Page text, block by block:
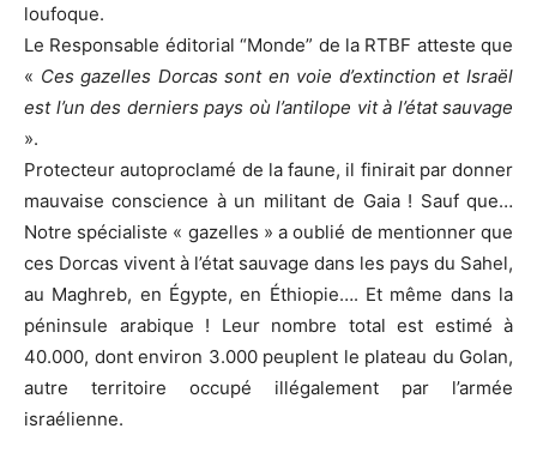
loufoque.
Le Responsable éditorial “Monde” de la RTBF atteste que
« Ces gazelles Dorcas sont en voie d’extinction et Israël
est l’un des derniers pays où l’antilope vit à l’état sauvage
».
Protecteur autoproclamé de la faune, il finirait par donner
mauvaise conscience à un militant de Gaia ! Sauf que…
Notre spécialiste « gazelles » a oublié de mentionner que
ces Dorcas vivent à l’état sauvage dans les pays du Sahel,
au Maghreb, en Égypte, en Éthiopie…. Et même dans la
péninsule arabique ! Leur nombre total est estimé à
40.000, dont environ 3.000 peuplent le plateau du Golan,
autre territoire occupé illégalement par l’armée
israélienne.